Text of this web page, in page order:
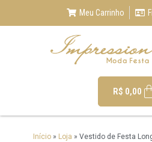
Meu Carrinho
R$ 0,00
Início » Loja » Vestido de Festa